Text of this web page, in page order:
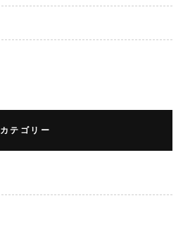
カテゴリー